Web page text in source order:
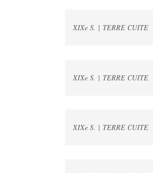
XIXe S. | TERRE CUITE
XIXe S. | TERRE CUITE
XIXe S. | TERRE CUITE